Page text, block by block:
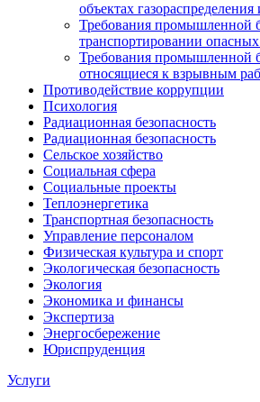
объектах
Требования промышленной
транспортировании
Требования промышленной
относящиеся к взрывным
Противодействие коррупции
Психология
Радиационная безопасность
Радиационная безопасность
Сельское хозяйство
Социальная сфера
Социальные проекты
Теплоэнергетика
Транспортная безопасность
Управление персоналом
Физическая культура и спорт
Экологическая безопасность
Экология
Экономика и финансы
Экспертиза
Энергосбережение
Юриспруденция
Услуги